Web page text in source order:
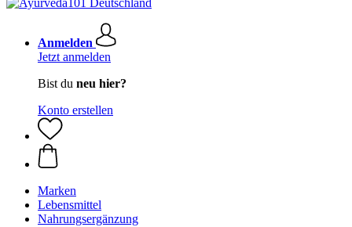
Anmelden
Jetzt anmelden
Bist du neu hier?
Konto erstellen
Marken
Lebensmittel
Nahrungsergänzung